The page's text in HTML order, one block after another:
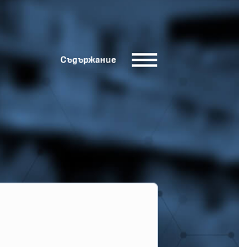
Съдържание